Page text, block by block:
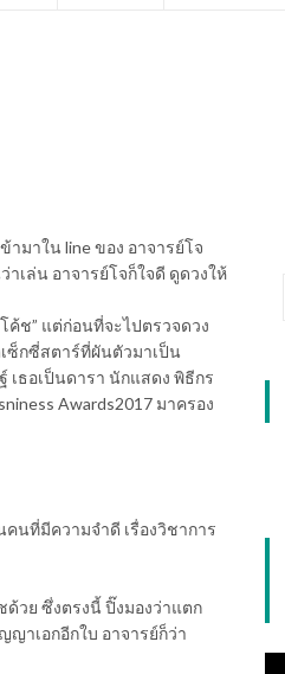
ามาใน line ของ อาจารย์โจ
เล่น อาจารย์โจก็ใจดี ดูดวงให้
ค้ช” แต่ก่อนที่จะไปตรวจดวง
ซ็กซี่สตาร์ที่ผันตัวมาเป็น
เธอเป็นดารา นักแสดง พิธีกร
Awards2017 มาครอง
นที่มีความจำดี เรื่องวิชาการ
ด้วย ซึ่งตรงนี้ ปิ๊งมองว่าแตก
ญาเอกอีกใบ อาจารย์ก็ว่า